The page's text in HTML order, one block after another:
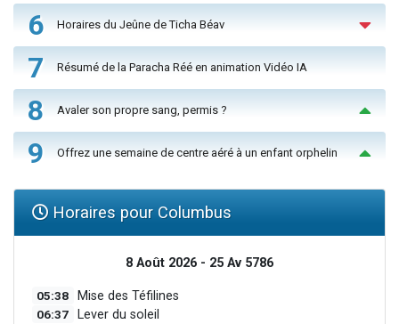
6 Horaires du Jeûne de Ticha Béav
7 Résumé de la Paracha Réé en animation Vidéo IA
8 Avaler son propre sang, permis ?
9 Offrez une semaine de centre aéré à un enfant orphelin
Horaires pour Columbus
8 Août 2026 - 25 Av 5786
05:38 Mise des Téfilines
06:37 Lever du soleil